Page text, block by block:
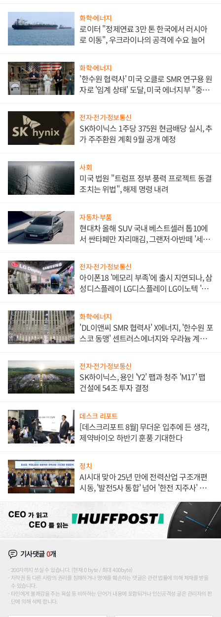
화학·에너지
로이터 "정제연료 3만 톤 한국에서 러시아
로 이동", 우크라이나의 공격에 수요 늘어
화학·에너지
'한수원 협력사' 미국 오클로 SMR 연구용 원
자로 '임계 상태' 도달, 미국 에너지부 "중요
전자·전기·정보통신
SK하이닉스 1주당 375원 현금배당 실시, 추
가 주주환원 계획 9월 공개 예정
사회
미국 법원 "트럼프 정부 풍력 프로젝트 동결
조치는 위법", 해제 명령 내려
자동차·부품
현대차 올해 SUV 국내 베스트셀러 톱10에
서 싼타페만 자리매김, 그랜저·아반떼 '세단
전자·전기·정보통신
아이폰18 '메모리 부족'에 출시 지연되나, 삼
성디스플레이 LG디스플레이 LG이노텍 '탈
화학·에너지
'DL이앤씨 SMR 협력사' X에너지, '한수원 포
스코 동맹' 센트러스에너지와 우라늄 계약
전자·전기·정보통신
SK하이닉스, 용인 'Y2' 팹과 청주 'M17' 팹
건설에 54조 투자 결정
데스크 리포트
[데스크리포트 8월] 무더운 입추에 든 생각,
제약바이오 하반기 훈풍 기대한다
정치
AI시대 맞아 25년 만에 전력산업 구조개편
시동, '발전5사 통합' 넘어 '한전 지주사' 재편
기사댓글0개
200자까지 쓰실 수 있습니다. (현재 0 byte / 최대 400byte)
저작권 등 다른 사람의 권리를 침해하거나 명예를 훼손하는 댓글은 관련 법률에 의해 제재를 받을
수 있습니다.
타인에게 불쾌감을 주는 욕설 등 비하하는 단어가 내용에 포함되거나 인신공격성 글은 관리자의 판
단에 의해 삭제 합니다.